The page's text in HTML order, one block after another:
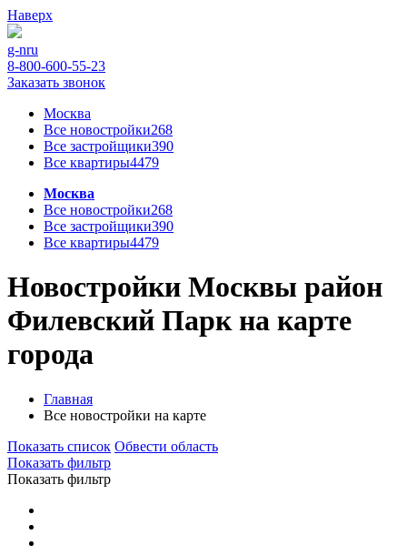
Наверх
g-nru
8-800-600-55-23
Заказать звонок
Москва
Все новостройки268
Все застройщики390
Все квартиры4479
Москва
Все новостройки268
Все застройщики390
Все квартиры4479
Новостройки Москвы район
Филевский Парк на карте
города
Главная
Все новостройки на карте
Показать список Обвести область
Показать фильтр
Показать фильтр